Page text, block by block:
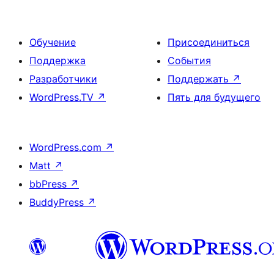
Обучение
Поддержка
Разработчики
WordPress.TV ↗
Присоединиться
События
Поддержать ↗
Пять для будущего
WordPress.com ↗
Matt ↗
bbPress ↗
BuddyPress ↗